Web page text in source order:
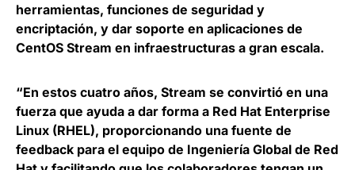
herramientas, funciones de seguridad y
encriptación, y dar soporte en aplicaciones de
CentOS Stream en infraestructuras a gran escala.
“En estos cuatro años, Stream se convirtió en una
fuerza que ayuda a dar forma a Red Hat Enterprise
Linux (RHEL), proporcionando una fuente de
feedback para el equipo de Ingeniería Global de Red